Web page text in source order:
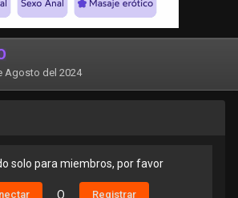
Agosto del 2024
solo para miembros, por favor
O Registrar